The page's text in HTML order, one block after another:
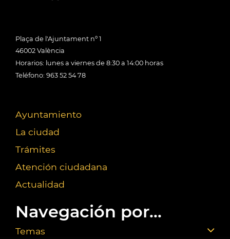
Plaça de l'Ajuntament nº 1
46002 València
Horarios: lunes a viernes de 8:30 a 14:00 horas
Teléfono: 963 52 54 78
Ayuntamiento
La ciudad
Trámites
Atención ciudadana
Actualidad
Navegación por...
Temas